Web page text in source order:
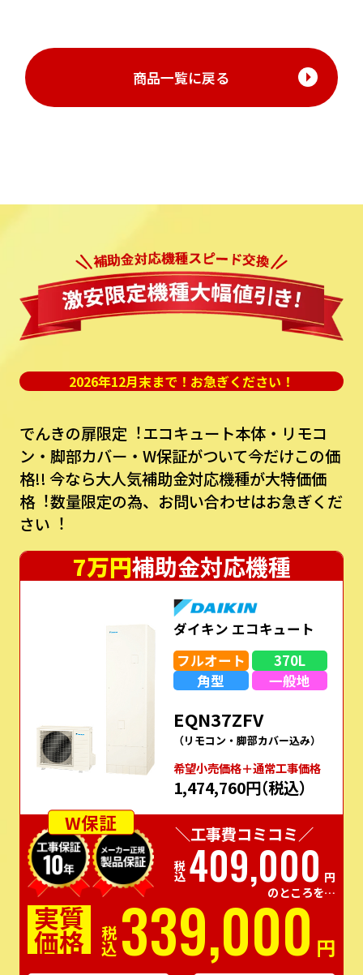
商品一覧に戻る
2026年12月末まで！お急ぎください！
でんきの扉限定︕エコキュート本体・リモコ
ン・脚部カバー・W保証がついて今だけこの価
格!! 今なら⼤⼈気補助⾦対応機種が⼤特価価
格︕数量限定の為、お問い合わせはお急ぎくだ
さい︕
7万円補助金対応機種
ダイキン エコキュート
フルオート
370L
角型
一般地
EQN37ZFV
（リモコン・脚部カバー込み）
希望⼩売価格＋通常⼯事価格
1,474,760円（税込）
W保証
＼工事費コミコミ／
税込409,000 円
のところを…
実質
価格 税込339,000 円